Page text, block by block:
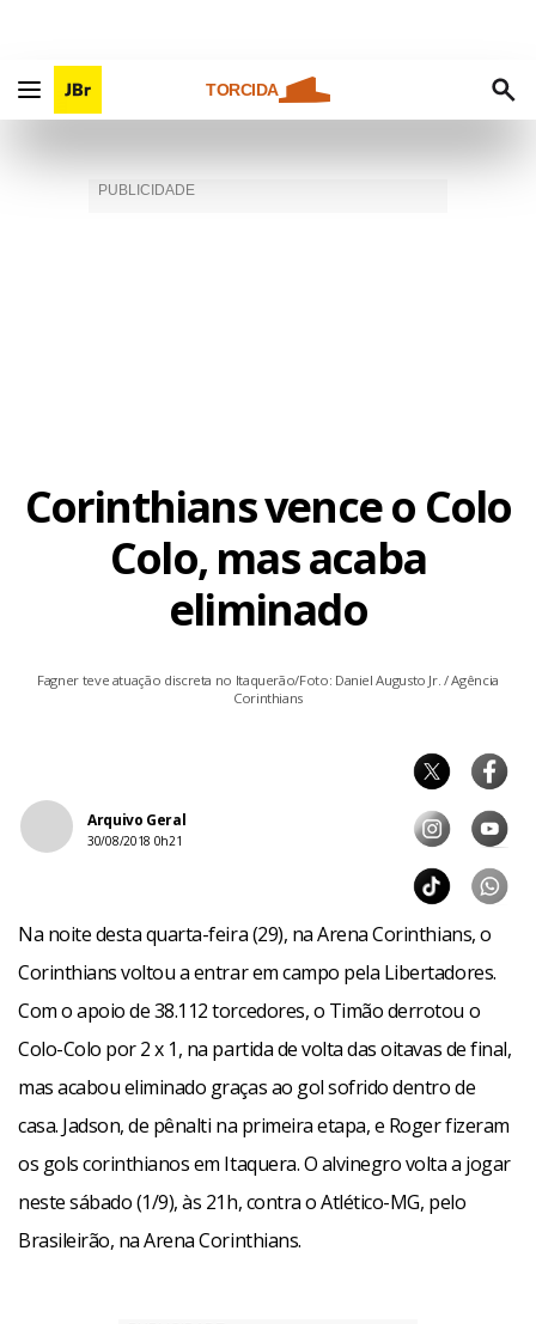
TORCIDA
Corinthians vence o Colo
Colo, mas acaba
eliminado
Fagner teve atuação discreta no Itaquerão/Foto: Daniel Augusto Jr. / Agência
Corinthians
Arquivo Geral
30/08/2018 0h21
Na noite desta quarta-feira (29), na Arena Corinthians, o
Corinthians voltou a entrar em campo pela Libertadores.
Com o apoio de 38.112 torcedores, o Timão derrotou o
Colo-Colo por 2 x 1, na partida de volta das oitavas de final,
mas acabou eliminado graças ao gol sofrido dentro de
casa. Jadson, de pênalti na primeira etapa, e Roger fizeram
os gols corinthianos em Itaquera. O alvinegro volta a jogar
neste sábado (1/9), às 21h, contra o Atlético-MG, pelo
Brasileirão, na Arena Corinthians.